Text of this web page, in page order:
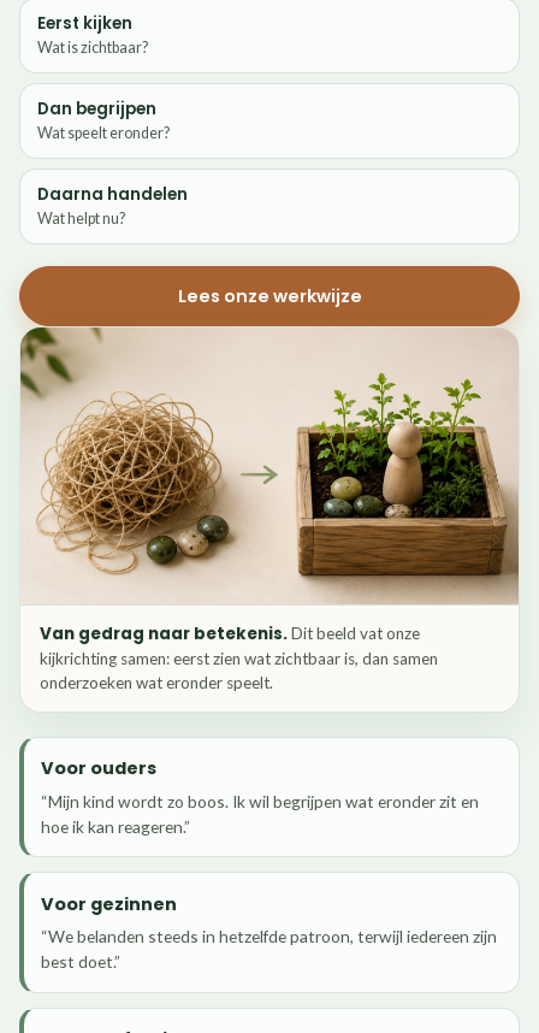
Eerst kijken
Wat is zichtbaar?
Dan begrijpen
Wat speelt eronder?
Daarna handelen
Wat helpt nu?
Lees onze werkwijze
Van gedrag naar betekenis.Dit beeld vat onze
kijkrichting samen: eerst zien wat zichtbaar is, dan samen
onderzoeken wat eronder speelt.
Voor ouders
“Mijn kind wordt zo boos. Ik wil begrijpen wat eronder zit en
hoe ik kan reageren.”
Voor gezinnen
“We belanden steeds in hetzelfde patroon, terwijl iedereen zijn
best doet.”